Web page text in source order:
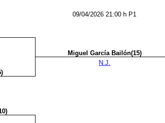
09/04/2026 21:00 h P1
Miguel García Bailón(15)
N.J.